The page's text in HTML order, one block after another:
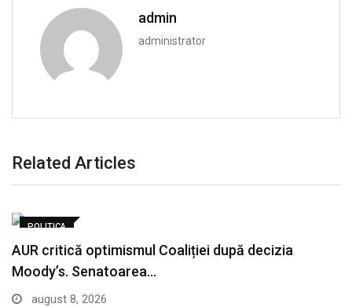
admin
administrator
Related Articles
POLITICA
AUR critică optimismul Coaliției după decizia
Moody’s. Senatoarea…
august 8, 2026